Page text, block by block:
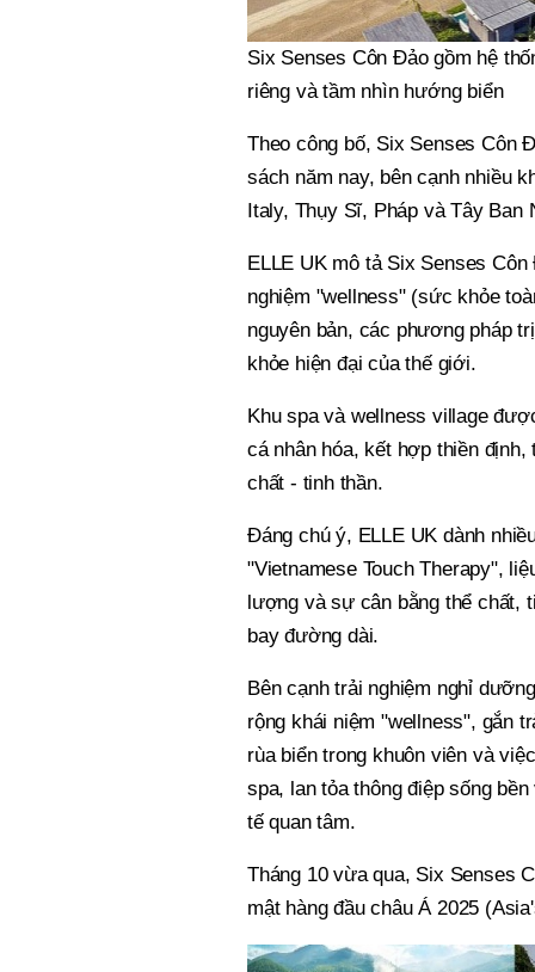
Six Senses Côn Đảo gồm hệ
riêng và tầm nhìn hướng biển
Theo công bố, Six Senses Côn
sách năm nay, bên cạnh nhiều
Italy, Thụy Sĩ, Pháp và Tây Ban
ELLE UK mô tả Six Senses
nghiệm "wellness" (sức khỏe
nguyên bản, các phương pháp
khỏe hiện đại của thế giới.
Khu spa và wellness village
cá nhân hóa, kết hợp thiền
chất - tinh thần.
Đáng chú ý, ELLE UK dành
"Vietnamese Touch Therapy",
lượng và sự cân bằng thể chất,
bay đường dài.
Bên cạnh trải nghiệm nghỉ
rộng khái niệm "wellness", gắn
rùa biển trong khuôn viên và
spa, lan tỏa thông điệp sống
tế quan tâm.
Tháng 10 vừa qua, Six Senses
mật hàng đầu châu Á 2025